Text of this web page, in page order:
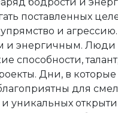
поставленных
и агрессию.
и энергичным. Люди
способности,
Дни, в
для
уникальных